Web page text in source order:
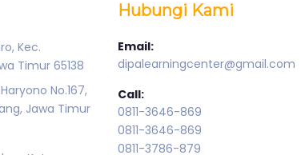
Kec.
Timur 65138
No.167,
Jawa Timur
Hubungi Kami
Email:
dipalearningcenter@gmail.com
Call:
0811-3646-869
0811-3646-869
0811-3786-879